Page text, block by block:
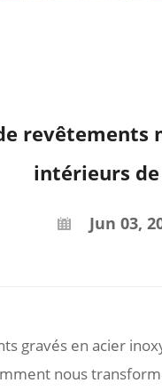
revêtements
intérieurs
Jun 03,
gravés en acier
nous